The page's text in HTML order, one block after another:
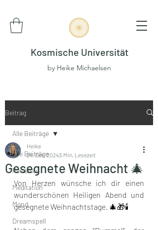
Kosmische Universität
by Heike Michaelsen
Beitrag
Alle Beiträge
Portaltag
Meditation
Mond
Dreamspell
Alle Beiträge
Gesegnete Weihnacht 🎄
Heike
24. Dez. 20245 Min. Lesezeit
Von Herzen wünsche ich dir einen
wunderschönen Heiligen Abend und
gesegnete Weihnachtstage. 🎄🎁🕯️